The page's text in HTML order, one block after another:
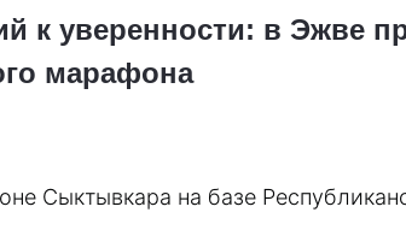
к уверенности: в Эжве
марафона
Сыктывкара на базе